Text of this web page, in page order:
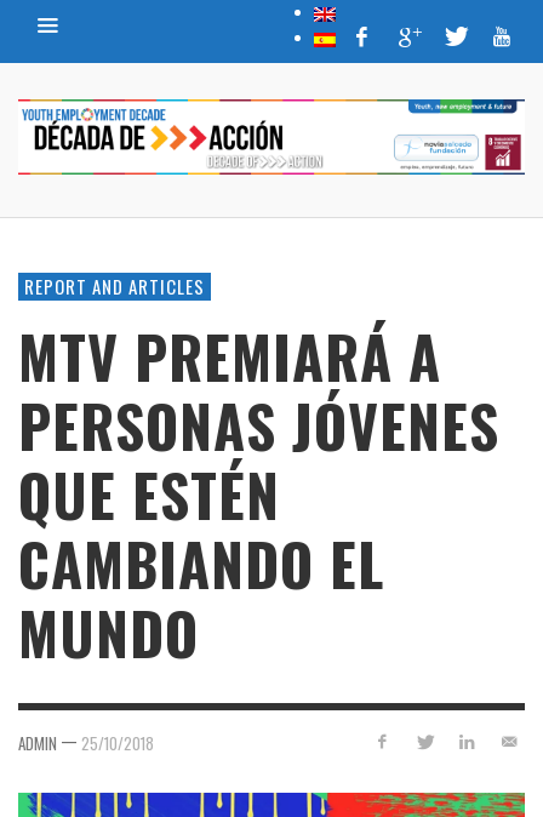
REPORT AND ARTICLES
MTV PREMIARÁ A
PERSONAS JÓVENES
QUE ESTÉN
CAMBIANDO EL
MUNDO
ADMIN — 25/10/2018